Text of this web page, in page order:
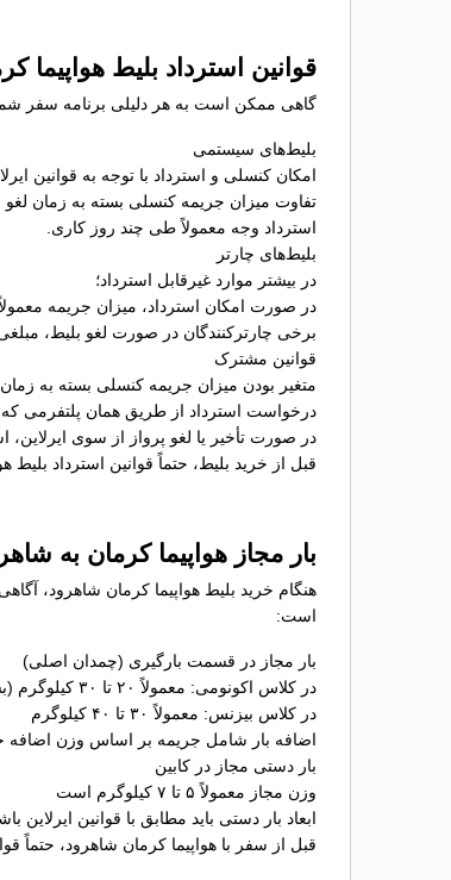
قوانین استرداد بلیط هواپیما
گاهی ممکن است به هر دلیلی برنامه سفر شما
بلیط‌های سیستمی
امکان کنسلی و استرداد با توجه به قوانین
تفاوت میزان جریمه کنسلی بسته به زمان لغو
استرداد وجه معمولاً طی چند روز کاری.
بلیط‌های چارتر
در بیشتر موارد غیرقابل استرداد؛
در صورت امکان استرداد، میزان جریمه معمولاً
برخی چارترکنندگان در صورت لغو بلیط، مبلغی
قوانین مشترک
متغیر بودن میزان جریمه کنسلی بسته به زمان
درخواست استرداد از طریق همان پلتفرمی
در صورت تأخیر یا لغو پرواز از سوی
قبل از خرید بلیط، حتماً قوانین استرداد
بار مجاز هواپیما کرمان به
هنگام خرید بلیط هواپیما کرمان شاهرود،
است:
بار مجاز در قسمت بارگیری (چمدان اصلی)
در کلاس اکونومی: معمولاً ۲۰ تا ۳۰ کیلوگرم (بسته به ایرلاین)
در کلاس بیزنس: معمولاً ۳۰ تا ۴۰ کیلوگرم
اضافه بار شامل جریمه بر اساس وزن اضافه
بار دستی مجاز در کابین
وزن مجاز معمولاً ۵ تا ۷ کیلوگرم است
ابعاد بار دستی باید مطابق با قوانین ایرلاین باشد (معمولاً
قبل از سفر با هواپیما کرمان شاهرود، حتماً